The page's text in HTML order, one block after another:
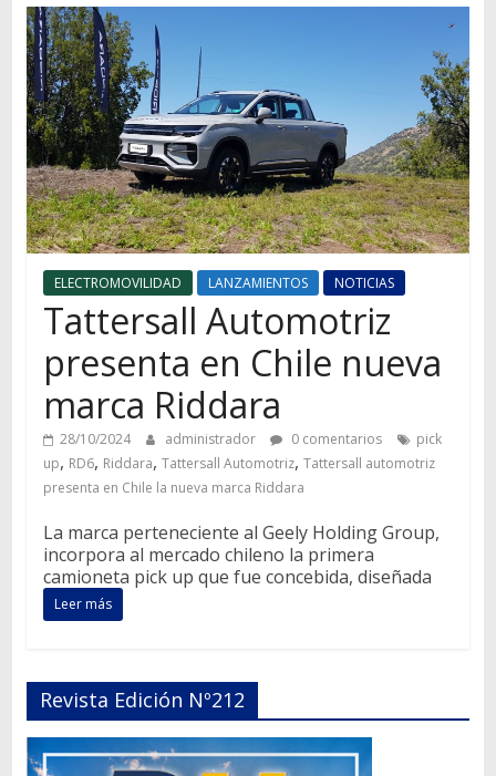
motos,
información
del
mundo
del
transporte
ELECTROMOVILIDAD LANZAMIENTOS NOTICIAS
Tattersall Automotriz
presenta en Chile nueva
marca Riddara
28/10/2024 administrador 0 comentarios
pick
up, RD6, Riddara, Tattersall Automotriz, Tattersall automotriz
presenta en Chile la nueva marca Riddara
La marca perteneciente al Geely Holding Group,
incorpora al mercado chileno la primera
camioneta pick up que fue concebida, diseñada
Leer más
Revista Edición Nº212